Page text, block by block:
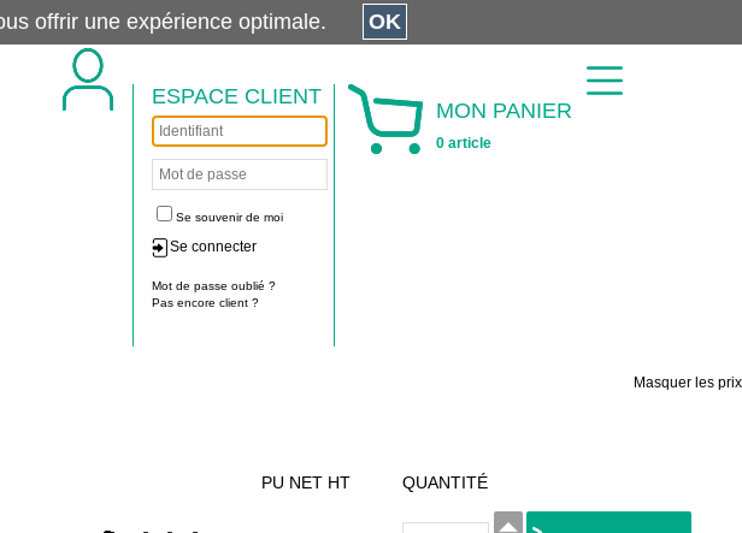
ESPACE CLIENT
Se souvenir de moi
Se connecter
Mot de passe oublié ?
Pas encore client ?
MON PANIER
0 article
Masquer les prix
PU NET HT QUANTITÉ
offrir une expérience optimale. OK